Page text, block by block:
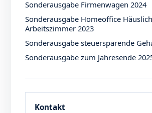
Sonderausgabe Firmenwagen 2024
Sonderausgabe Homeoffice
Arbeitszimmer 2023
Sonderausgabe steuersparende
Sonderausgabe zum Jahresende
Kontakt